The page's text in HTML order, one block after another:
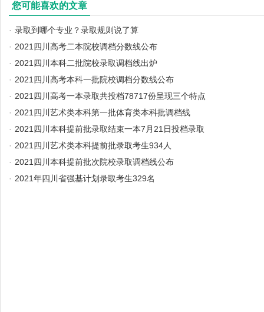
您可能喜欢的文章
· 录取到哪个专业？录取规则说了算
· 2021四川高考二本院校调档分数线公布
· 2021四川本科二批院校录取调档线出炉
· 2021四川高考本科一批院校调档分数线公布
· 2021四川高考一本录取共投档78717份呈现三个特点
· 2021四川艺术类本科第一批体育类本科批调档线
· 2021四川本科提前批录取结束一本7月21日投档录取
· 2021四川艺术类本科提前批录取考生934人
· 2021四川本科提前批次院校录取调档线公布
· 2021年四川省强基计划录取考生329名